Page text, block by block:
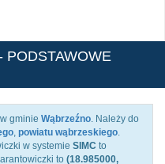
PODSTAWOWE
gminie Wąbrzeźno. Należy do
, powiatu wąbrzeskiego.
w systemie SIMC to
to (18.985000,